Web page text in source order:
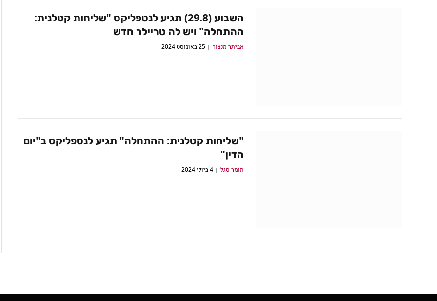
השבוע (29.8) תגיע לנטפליקס "שליחות קטלנית:
ההתחלה" ויש לה טריילר חדש
אביתר מנצור 25 באוגוסט 2024
"שליחות קטלנית: ההתחלה" תגיע לנטפליקס ב"יום
הדין"
תומר סגל 4 ביולי 2024